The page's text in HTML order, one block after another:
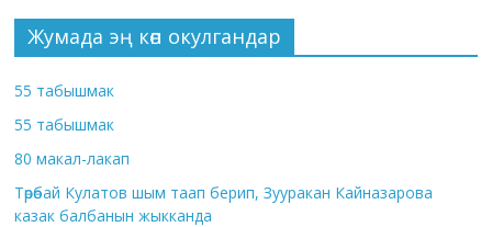
Жумада эң көп окулгандар
55 табышмак
55 табышмак
80 макал-лакап
Төрөбай Кулатов шым таап берип, Зууракан Кайназарова
казак балбанын жыкканда